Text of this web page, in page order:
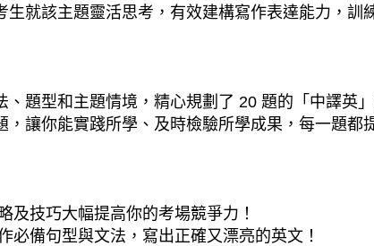
就該主題靈活思考，有效建構寫作表達能力，
題型和主題情境，精心規劃了 20 題的「中譯英
讓你能實踐所學、及時檢驗所學成果，每一題
技巧大幅提高你的考場競爭力！
備句型與文法，寫出正確又漂亮的英文！